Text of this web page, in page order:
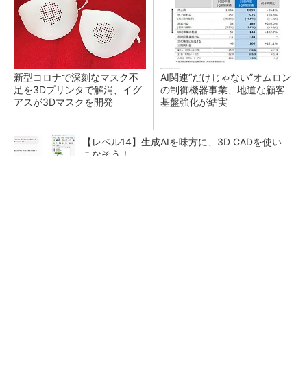
新型コロナで深刻なマスク不
足を3Dプリンタで解消、イグ
アスが3Dマスクを開発
AI関連“だけじゃない”オムロン
の制御機器事業、地道な顧客
基盤強化が結実
【レベル14】生成AIを味方に、3D CADを使い
こなそう！